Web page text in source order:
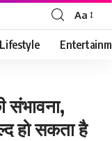
Font
Resizer
Aa
Lifestyle
संभावना,
हो सकता है